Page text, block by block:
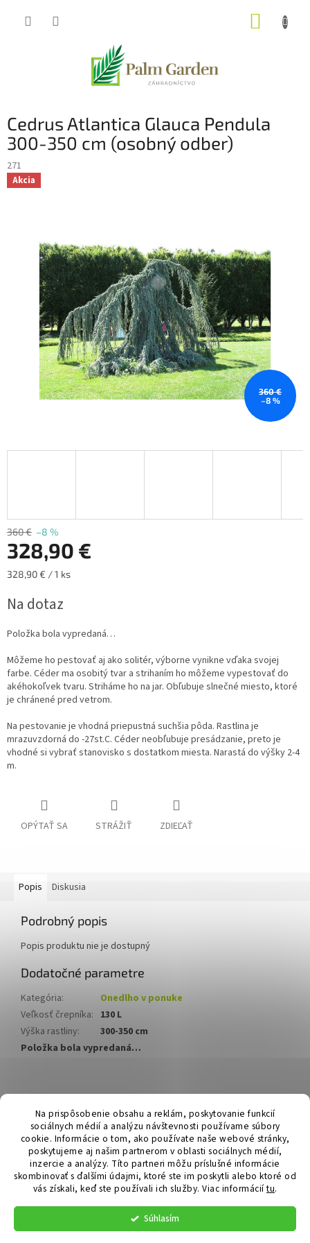
Na prispôsobenie obsahu a reklám, poskytovanie funkcií
sociálnych médií a analýzu návštevnosti používame súbory
cookie. Informácie o tom, ako používate naše webové stránky,
poskytujeme aj našim partnerom v oblasti sociálnych médií,
inzercie a analýzy. Títo partneri môžu príslušné informácie
skombinovať s ďalšími údajmi, ktoré ste im poskytli alebo ktoré od
vás získali, keď ste používali ich služby. Viac informáciítu.
Súhlasím
Cedrus Atlantica Glauca Pendula
300-350 cm (osobný odber)
271
Akcia
360 €
–8 %
360 € –8 %
328,90 €
Jednotková
328,90 € / 1 ks
Na dotaz
Položka bola vypredaná…
Môžeme ho pestovať aj ako solitér, výborne vynikne vďaka svojej
farbe. Céder ma osobitý tvar a strihaním ho môžeme vypestovať do
akéhokoľvek tvaru. Striháme ho na jar. Obľubuje slnečné miesto, ktoré
je chránené pred vetrom.
Na pestovanie je vhodná priepustná suchšia pôda. Rastlina je
mrazuvzdorná do -27st.C. Céder neobľubuje presádzanie, preto je
vhodné si vybrať stanovisko s dostatkom miesta. Narastá do výšky 2-4
m.
OPÝTAŤ SA STRÁŽIŤ ZDIEĽAŤ
Popis Diskusia
Podrobný popis
Popis produktu nie je dostupný
Dodatočné parametre
Kategória:
Onedlho v ponuke
Veľkosť črepníka: 130 L
Výška rastliny:
300-350 cm
Položka bola vypredaná…
á
Hurmikaki.com
Vytvoril Shoptet